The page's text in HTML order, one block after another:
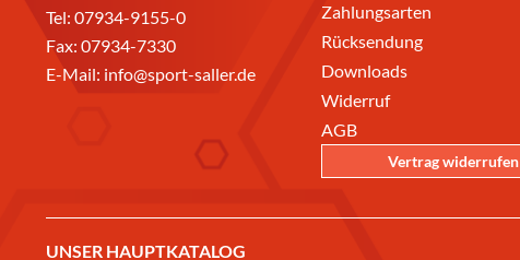
Tel: 07934-9155-0
Fax: 07934-7330
E-Mail: info@sport-saller.de
Zahlungsarten
Rücksendung
Downloads
Widerruf
AGB
Vertrag widerrufen
UNSER HAUPTKATALOG